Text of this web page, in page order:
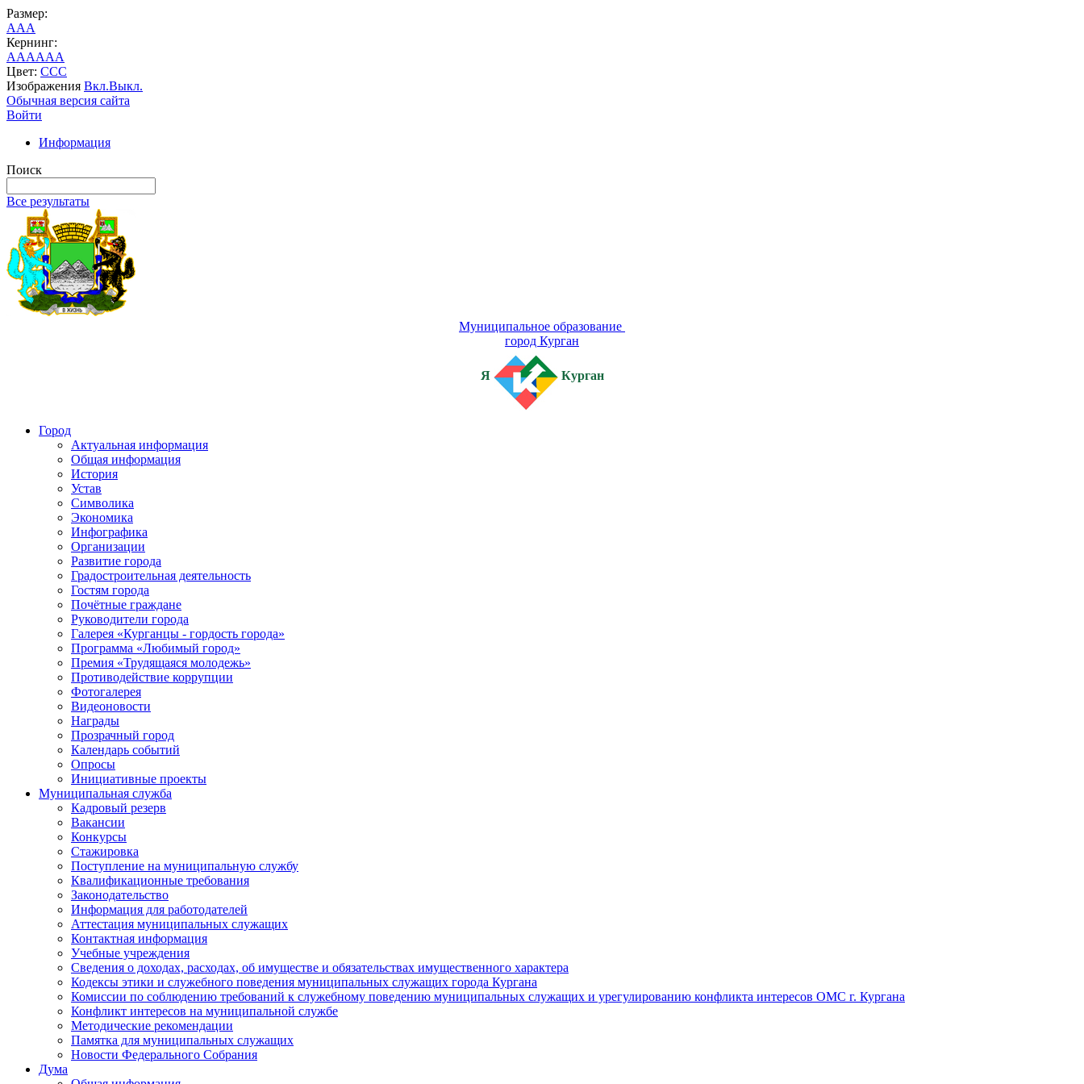
Размер:
AAA
Кернинг:
AAAAAA
Цвет: CCC
Изображения Вкл.Выкл.
Обычная версия сайта
Войти
Информация
Поиск
Все результаты
Муниципальное образование
город Курган
Я Курган
Город
Актуальная информация
Общая информация
История
Устав
Символика
Экономика
Инфографика
Организации
Развитие города
Градостроительная деятельность
Гостям города
Почётные граждане
Руководители города
Галерея «Курганцы - гордость города»
Программа «Любимый город»
Премия «Трудящаяся молодежь»
Противодействие коррупции
Фотогалерея
Видеоновости
Награды
Прозрачный город
Календарь событий
Опросы
Инициативные проекты
Муниципальная служба
Кадровый резерв
Вакансии
Конкурсы
Стажировка
Поступление на муниципальную службу
Квалификационные требования
Законодательство
Информация для работодателей
Аттестация муниципальных служащих
Контактная информация
Учебные учреждения
Сведения о доходах, расходах, об имуществе и обязательствах имущественного характера
Кодексы этики и служебного поведения муниципальных служащих города Кургана
Комиссии по соблюдению требований к служебному поведению муниципальных служащих и урегулированию конфликта интересов ОМС г. Кургана
Конфликт интересов на муниципальной службе
Методические рекомендации
Памятка для муниципальных служащих
Новости Федерального Cобрания
Дума